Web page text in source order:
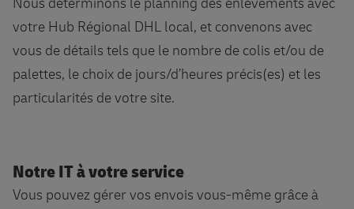
votre Hub Régional DHL local, et convenons avec
vous de détails tels que le nombre de colis et/ou de
palettes, le choix de jours/d’heures précis(es) et les
particularités de votre site.
Notre IT à votre service
Vous pouvez gérer vos envois vous-même grâce à